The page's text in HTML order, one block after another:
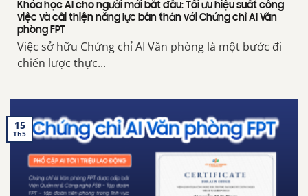
Khóa học AI cho người mới bắt đầu: Tối ưu hiệu suất công
việc và cải thiện năng lực bản thân với Chứng chỉ AI Văn
phòng FPT
Việc sở hữu Chứng chỉ AI Văn phòng là một bước đi
chiến lược thực...
15
Th5